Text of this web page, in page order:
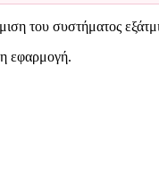
του συστήματος
εφαρμογή.